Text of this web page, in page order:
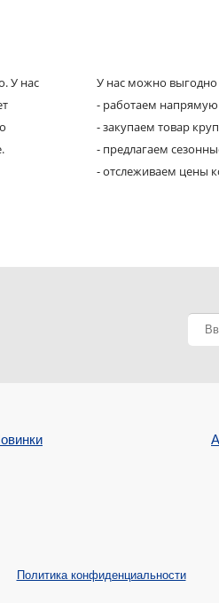
У нас
У нас можно
- работаем
- закупаем товар
- предлагаем
- отслеживаем цены
Политика конфиденциальности